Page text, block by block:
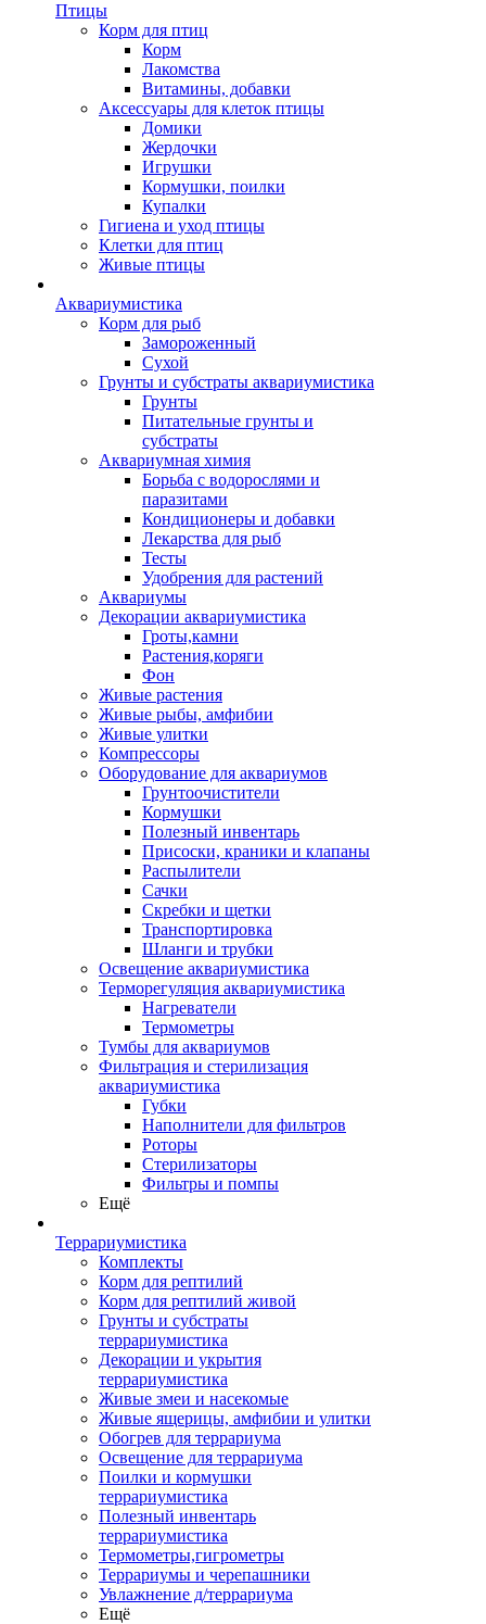
Птицы
Корм для птиц
Корм
Лакомства
Витамины, добавки
Аксессуары для клеток птицы
Домики
Жердочки
Игрушки
Кормушки, поилки
Купалки
Гигиена и уход птицы
Клетки для птиц
Живые птицы
Аквариумистика
Корм для рыб
Замороженный
Сухой
Грунты и субстраты аквариумистика
Грунты
Питательные грунты и
субстраты
Аквариумная химия
Борьба с водорослями и
паразитами
Кондиционеры и добавки
Лекарства для рыб
Тесты
Удобрения для растений
Аквариумы
Декорации аквариумистика
Гроты,камни
Растения,коряги
Фон
Живые растения
Живые рыбы, амфибии
Живые улитки
Компрессоры
Оборудование для аквариумов
Грунтоочистители
Кормушки
Полезный инвентарь
Присоски, краники и клапаны
Распылители
Сачки
Скребки и щетки
Транспортировка
Шланги и трубки
Освещение аквариумистика
Терморегуляция аквариумистика
Нагреватели
Термометры
Тумбы для аквариумов
Фильтрация и стерилизация
аквариумистика
Губки
Наполнители для фильтров
Роторы
Стерилизаторы
Фильтры и помпы
Ещё
Террариумистика
Комплекты
Корм для рептилий
Корм для рептилий живой
Грунты и субстраты
террариумистика
Декорации и укрытия
террариумистика
Живые змеи и насекомые
Живые ящерицы, амфибии и улитки
Обогрев для террариума
Освещение для террариума
Поилки и кормушки
террариумистика
Полезный инвентарь
террариумистика
Термометры,гигрометры
Террариумы и черепашники
Увлажнение д/террариума
Ещё